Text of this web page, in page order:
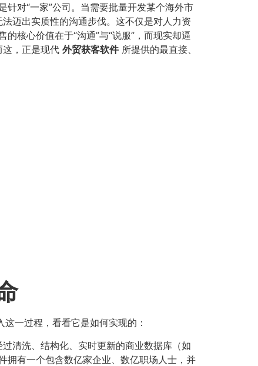
针对“一家”公司。当需要批量开发某个海外市
迈出实质性的沟通步伐。这不仅是对人力资
核心价值在于“沟通”与“说服”，而现实却逼
这，正是现代 外贸获客软件所提供的最直接、
一过程，看看它是如何实现的：
清洗、结构化、实时更新的商业数据库（如
拥有一个包含数亿家企业、数亿职场人士，并